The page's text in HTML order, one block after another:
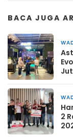
BACA JUGA
2